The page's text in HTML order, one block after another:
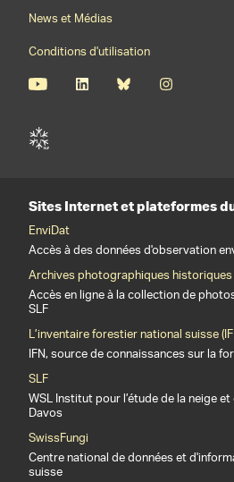
News et Médias
Conditions d'utilisation
Sites Internet et plateformes
EnviDat
Accès à des données d'observation
Archives photographiques historiques
Accès en ligne à la collection de
SLF
L’inventaire forestier national suisse
IFN, source de connaissances sur la
SLF
WSL Institut pour l’étude de la neige
Davos
SwissFungi
Centre national de données et
suisse